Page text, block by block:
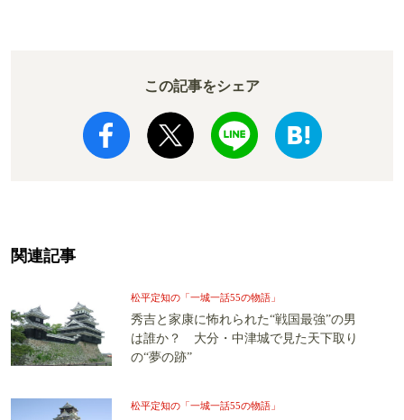
この記事をシェア
関連記事
松平定知の「一城一話55の物語」
秀吉と家康に怖れられた“戦国最強”の男
は誰か？ 大分・中津城で見た天下取り
の“夢の跡”
松平定知の「一城一話55の物語」